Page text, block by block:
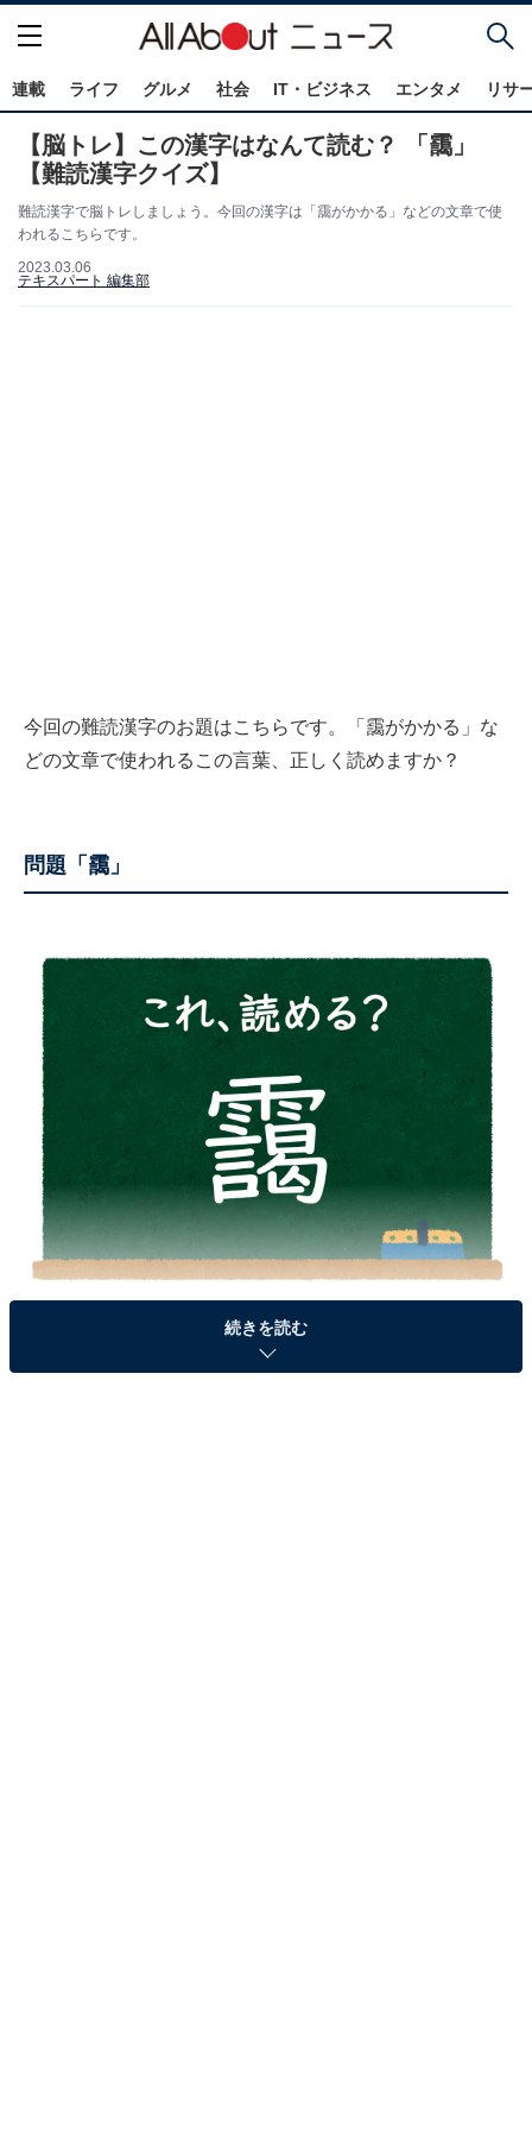
連載 ライフ グルメ 社会 IT・ビジネス エンタメ リサ
【脳トレ】この漢字はなんて読む？ 「靄」
【難読漢字クイズ】
難読漢字で脳トレしましょう。今回の漢字は「靄がかかる」などの文章で使
われるこちらです。
2023.03.06
テキスパート 編集部
今回の難読漢字のお題はこちらです。「靄がかかる」な
どの文章で使われるこの言葉、正しく読めますか？
問題「靄」
続きを読む